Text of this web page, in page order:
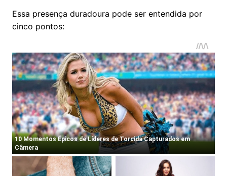
Essa presença duradoura pode ser entendida por
cinco pontos: